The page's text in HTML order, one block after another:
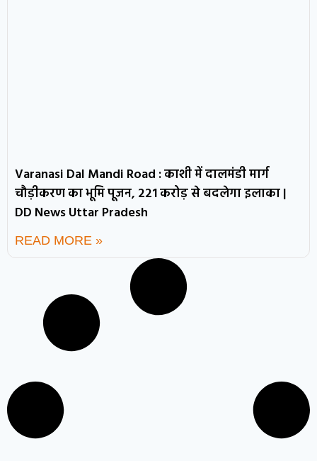
Varanasi Dal Mandi Road : काशी में दालमंडी मार्ग
चौड़ीकरण का भूमि पूजन, 221 करोड़ से बदलेगा इलाका |
DD News Uttar Pradesh
READ MORE »